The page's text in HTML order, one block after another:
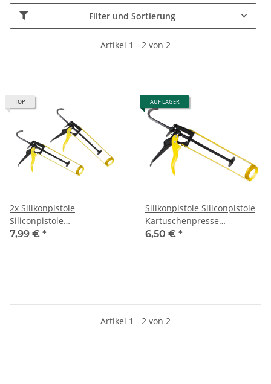
Filter und Sortierung
Artikel 1 - 2 von 2
TOP
2x Silikonpistole
Siliconpistole
Kartuschenpresse
7,99 € *
AUF LAGER
Silikonpistole Siliconpistole
Kartuschenpresse
Kartuschenpistole
6,50 € *
Artikel 1 - 2 von 2